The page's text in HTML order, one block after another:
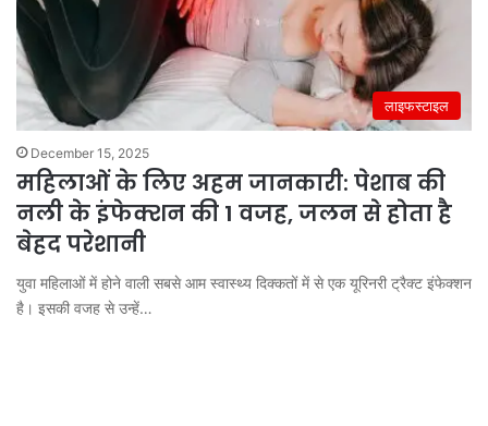
लाइफस्टाइल
December 15, 2025
महिलाओं के लिए अहम जानकारी: पेशाब की
नली के इंफेक्शन की 1 वजह, जलन से होता है
बेहद परेशानी
युवा महिलाओं में होने वाली सबसे आम स्वास्थ्य दिक्कतों में से एक यूरिनरी ट्रैक्ट इंफेक्शन
है। इसकी वजह से उन्हें…